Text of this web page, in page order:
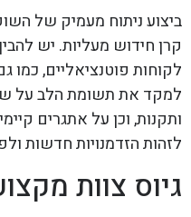
ביצוע ניתוח מעמיק של
קרן חידוש מעליות. יש
לקוחות פוטנציאליים, כמו
למקד את תשומת הלב על
ותקנות, וכן על אתגרים
לזהות הזדמנויות חדשות
גיוס צוות